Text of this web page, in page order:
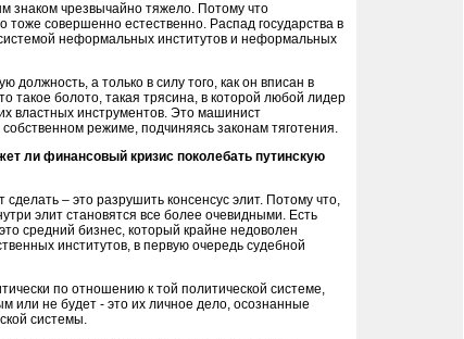
знаком чрезвычайно тяжело. Потому что
совершенно естественно. Распад государства в
неформальных институтов и неформальных
а только в силу того, как он вписан в
болото, такая трясина, в которой любой лидер
властных инструментов. Это машинист
режиме, подчиняясь законам тяготения.
ли финансовый кризис поколебать путинскую
– это разрушить консенсус элит. Потому что,
элит становятся все более очевидными. Есть
средний бизнес, который крайне недоволен
институтов, в первую очередь судебной
по отношению к той политической системе,
или не будет - это их личное дело, осознанные
системы.